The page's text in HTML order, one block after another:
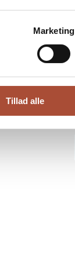
Marketing
Tillad alle